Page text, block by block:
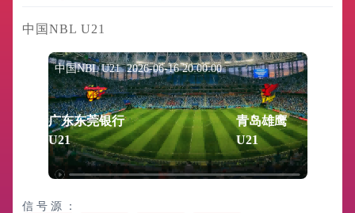
中国NBL U21
中国NBL U21 2026-06-16 20:00:00
广东东莞银行
U21
青岛雄鹰
U21
信 号 源 ：